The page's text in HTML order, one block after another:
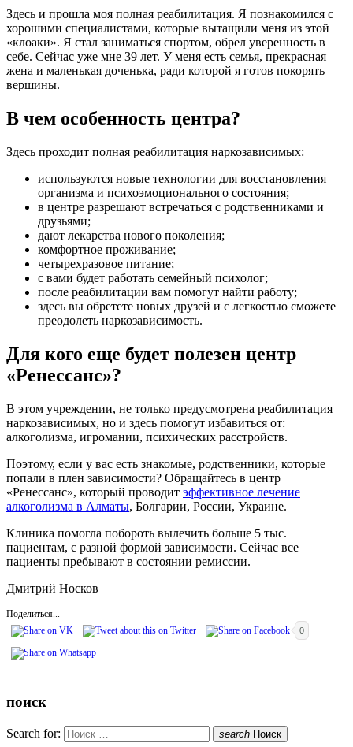
Здесь и прошла моя полная реабилитация. Я познакомился с
хорошими специалистами, которые вытащили меня из этой
«клоаки». Я стал заниматься спортом, обрел уверенность в
себе. Сейчас уже мне 39 лет. У меня есть семья, прекрасная
жена и маленькая доченька, ради которой я готов покорять
вершины.
В чем особенность центра?
Здесь проходит полная реабилитация наркозависимых:
используются новые технологии для восстановления
организма и психоэмоционального состояния;
в центре разрешают встречаться с родственниками и
друзьями;
дают лекарства нового поколения;
комфортное проживание;
четырехразовое питание;
с вами будет работать семейный психолог;
после реабилитации вам помогут найти работу;
здесь вы обретете новых друзей и с легкостью сможете
преодолеть наркозависимость.
Для кого еще будет полезен центр
«Ренессанс»?
В этом учреждении, не только предусмотрена реабилитация
наркозависимых, но и здесь помогут избавиться от:
алкоголизма, игромании, психических расстройств.
Поэтому, если у вас есть знакомые, родственники, которые
попали в плен зависимости? Обращайтесь в центр
«Ренессанс», который проводит эффективное лечение
алкоголизма в Алматы, Болгарии, России, Украине.
Клиника помогла побороть вылечить больше 5 тыс.
пациентам, с разной формой зависимости. Сейчас все
пациенты пребывают в состоянии ремиссии.
Дмитрий Носков
Поделиться...
0
поиск
Search for: search Поиск